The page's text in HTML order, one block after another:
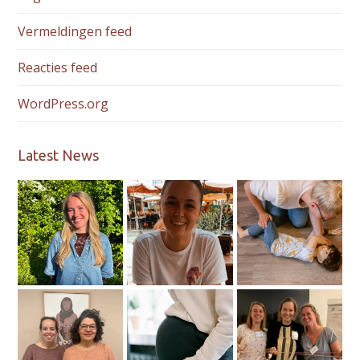
Vermeldingen feed
Reacties feed
WordPress.org
Latest News